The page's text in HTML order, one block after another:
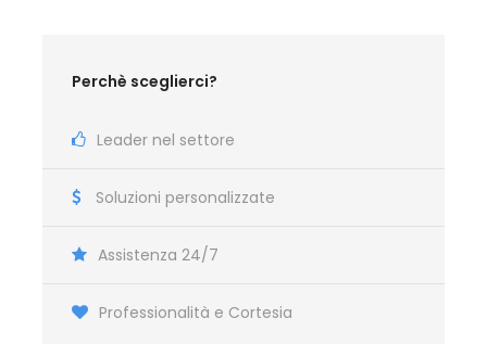
Perchè sceglierci?
Leader nel settore
Soluzioni personalizzate
Assistenza 24/7
Professionalità e Cortesia
alla Cappellina, Santo Rosario e Fiaccolata
Visita guidata delSantuario del Rosario e della
Temporanea e del Museo Luce e Pace.